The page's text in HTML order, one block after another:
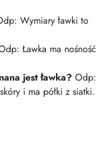
Wymiary ławki to
Ławka ma nośność
jest ławka? Odp:
i ma półki z siatki.